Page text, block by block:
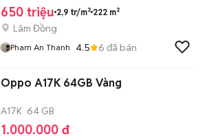
650 triệu 2,9 tr/m² 222 m²
Lâm Đồng
Pham An Thanh 4.5 6 đã bán
Oppo A17K 64GB Vàng
A17K 64 GB
1.000.000 đ